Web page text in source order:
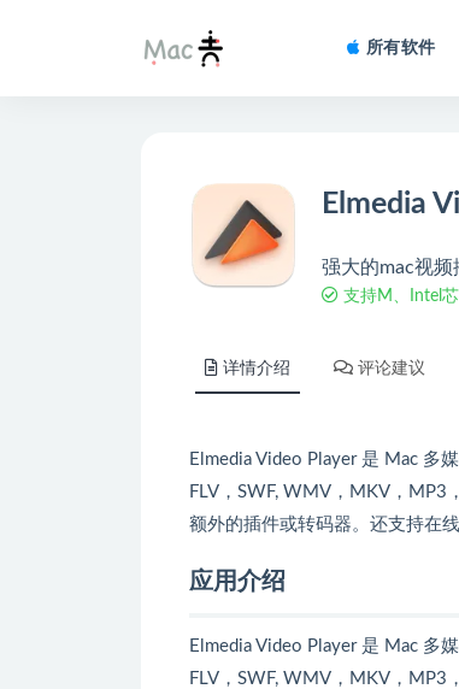
所有软件
Elmedia
强大的mac视频
支持M、Intel
详情介绍 评论建议
Elmedia Video Player 是 Mac 多
FLV，SWF, WMV，MKV，MP3
额外的插件或转码器。还支持在
应用介绍
Elmedia Video Player 是 Mac 多
FLV，SWF, WMV，MKV，MP3